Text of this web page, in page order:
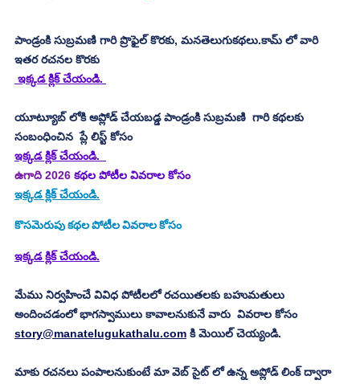
పాండ్రంకి సుబ్రమణి గారి ప్రొఫైల్ కొరకు, మనతెలుగుకథలు.కామ్ లో వారి
ఇతర రచనల కొరకు
ఇక్కడ క్లిక్ చేయండి.
యూట్యూబ్ లోకి అప్లోడ్ చేయబడ్డ పాండ్రంకి సుబ్రమణి  గారి కథలకు
సంబంధించిన  ప్లే లిస్ట్ కోసం
ఇక్కడ క్లిక్ చేయండి.
ఉగాది 2026 కథల పోటీల వివరాల కోసం
ఇక్కడ క్లిక్ చేయండి.
కొసమెరుపు కథల పోటీల వివరాల కోసం
ఇక్కడ క్లిక్ చేయండి.
మేము నిర్వహించే వివిధ పోటీలలో రచయితలకు బహుమతులు
అందించడంలో భాగస్వాములు కావాలనుకునే వారు  వివరాల కోసం
story@manatelugukathalu.com కి మెయిల్ చెయ్యండి.
మాకు రచనలు పంపాలనుకుంటే మా వెబ్ సైట్ లో ఉన్న అప్లోడ్ లింక్ ద్వారా